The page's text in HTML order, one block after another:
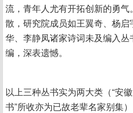
流，青年人尤有开拓创新的勇
散，研究院成员如王翼奇、杨
华、李静凤诸家诗词未及编入
编，深表遗憾。
以上三种丛书实为两大类（“安
书”所收亦为已故老辈名家别集